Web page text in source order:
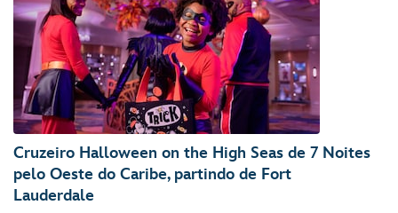
Cruzeiro Halloween on the High Seas de 7 Noites
pelo Oeste do Caribe, partindo de Fort
Lauderdale